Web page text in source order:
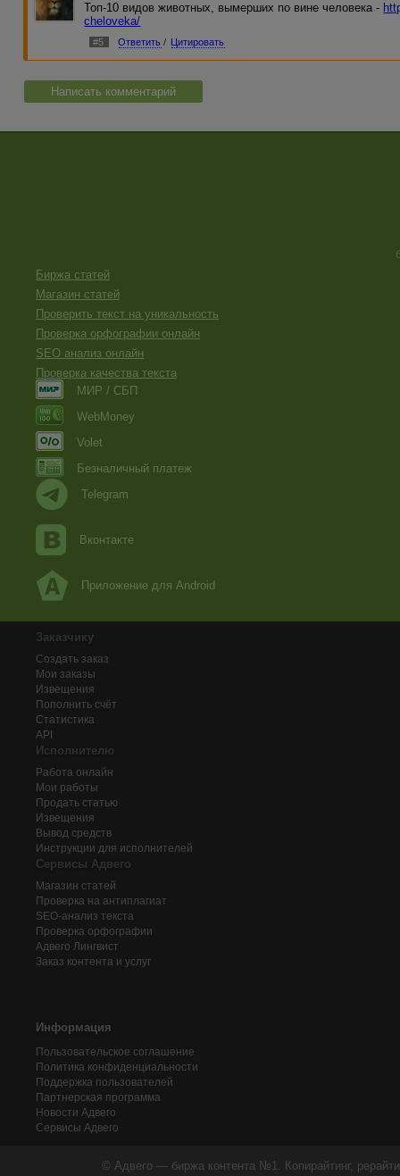
Топ-10 видов животных, вымерших по вине человека -
cheloveka/
#5 Ответить / Цитировать
Написать комментарий
Биржа статей
Магазин статей
Проверить текст на уникальность
Проверка орфографии онлайн
SEO анализ онлайн
Проверка качества текста
МИР / СБП
WebMoney
Volet
Безналичный платеж
Telegram
Вконтакте
Приложение для Android
Заказчику
Создать заказ
Мои заказы
Извещения
Пополнить счёт
Статистика
API
Исполнителю
Работа онлайн
Мои работы
Продать статью
Извещения
Вывод средств
Инструкции для исполнителей
Сервисы Адвего
Магазин статей
Проверка на антиплагиат
SEO-анализ текста
Проверка орфографии
Адвего Лингвист
Заказ контента и услуг
Информация
Пользовательское соглашение
Политика конфиденциальности
Поддержка пользователей
Партнерская программа
Новости Адвего
Сервисы Адвего
© Адвего — биржа контента №1. Копирайтинг,